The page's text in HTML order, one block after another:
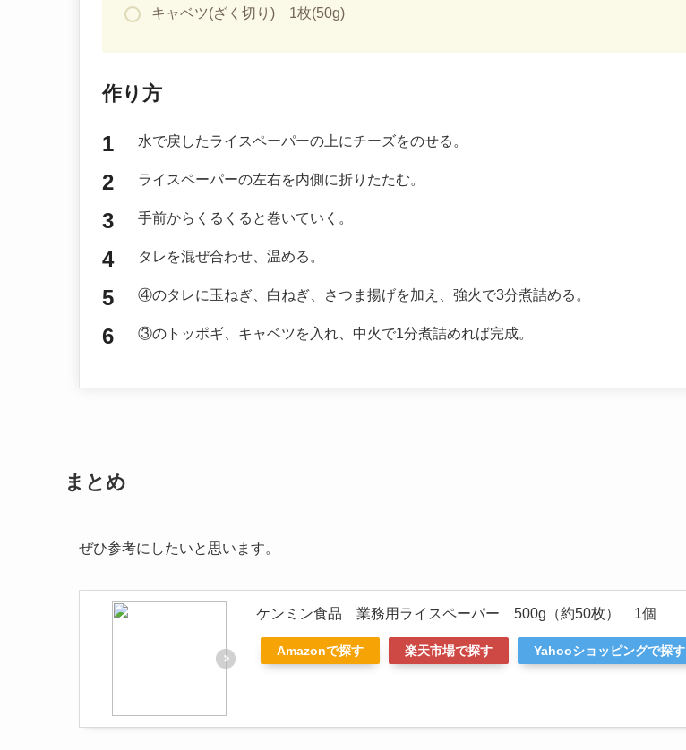
キャベツ(ざく切り) 1枚(50g)
作り方
水で戻したライスペーパーの上にチーズをのせる。
ライスペーパーの左右を内側に折りたたむ。
手前からくるくると巻いていく。
タレを混ぜ合わせ、温める。
④のタレに玉ねぎ、白ねぎ、さつま揚げを加え、強火で3分煮詰める。
③のトッポギ、キャベツを入れ、中火で1分煮詰めれば完成。
まとめ
ぜひ参考にしたいと思います。
ケンミン食品 業務用ライスペーパー 500g（約50枚） 1個
Amazonで探す 楽天市場で探す Yahooショッピングで探す